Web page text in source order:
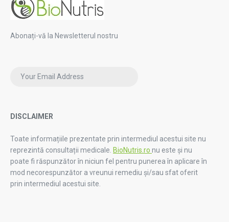
Abonați-vă la Newsletterul nostru
DISCLAIMER
Toate informațiile prezentate prin intermediul acestui site nu
reprezintă consultații medicale. BioNutris.ro nu este și nu
poate fi răspunzător în niciun fel pentru punerea în aplicare în
mod necorespunzător a vreunui remediu și/sau sfat oferit
prin intermediul acestui site.